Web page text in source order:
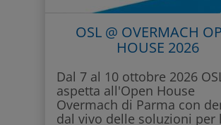
OSL @ OVERMACH
HOUSE 2026
Dal 7 al 10 ottobre 2026
aspetta all'Open House
Overmach di Parma con
dal vivo delle soluzioni per